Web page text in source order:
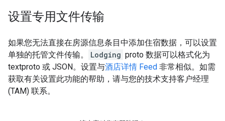
设置专用文件传输
如果您无法直接在房源信息条目中添加住宿数据，可以设置
单独的托管文件传输。
Lodging proto 数据可以格式化为
textproto 或 JSON。设置与酒店详情 Feed 非常相似。如需
获取有关设置此功能的帮助，请与您的技术支持客户经理
(TAM) 联系。